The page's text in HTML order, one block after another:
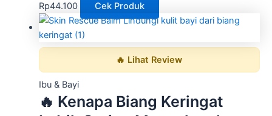
Rp44.100 Cek Produk
🔥 Lihat Review
Ibu & Bayi
🔥 Kenapa Biang Keringat